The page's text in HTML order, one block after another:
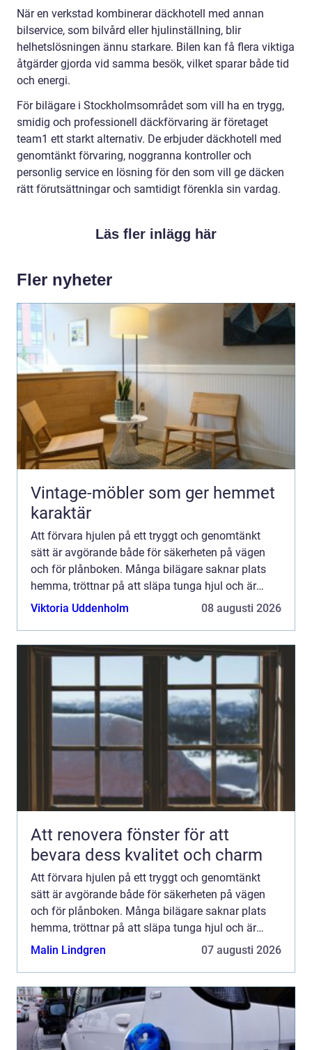
När en verkstad kombinerar däckhotell med annan
bilservice, som bilvård eller hjulinställning, blir
helhetslösningen ännu starkare. Bilen kan få flera viktiga
åtgärder gjorda vid samma besök, vilket sparar både tid
och energi.
För bilägare i Stockholmsområdet som vill ha en trygg,
smidig och professionell däckförvaring är företaget
team1 ett starkt alternativ. De erbjuder däckhotell med
genomtänkt förvaring, noggranna kontroller och
personlig service en lösning för den som vill ge däcken
rätt förutsättningar och samtidigt förenkla sin vardag.
Läs fler inlägg här
Fler nyheter
Vintage-möbler som ger hemmet
karaktär
Att förvara hjulen på ett tryggt och genomtänkt
sätt är avgörande både för säkerheten på vägen
och för plånboken. Många bilägare saknar plats
hemma, tröttnar på att släpa tunga hjul och är
osäkra på hur däcken ska skötas mellan
Viktoria Uddenholm 08 augusti 2026
Att renovera fönster för att
bevara dess kvalitet och charm
Att förvara hjulen på ett tryggt och genomtänkt
sätt är avgörande både för säkerheten på vägen
och för plånboken. Många bilägare saknar plats
hemma, tröttnar på att släpa tunga hjul och är
osäkra på hur däcken ska skötas mellan
Malin Lindgren 07 augusti 2026